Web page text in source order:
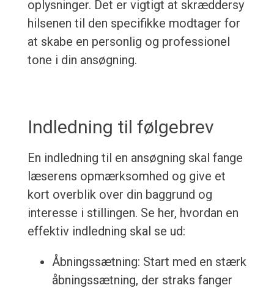
oplysninger. Det er vigtigt at skræddersy
hilsenen til den specifikke modtager for
at skabe en personlig og professionel
tone i din ansøgning.
Indledning til følgebrev
En indledning til en ansøgning skal fange
læserens opmærksomhed og give et
kort overblik over din baggrund og
interesse i stillingen. Se her, hvordan en
effektiv indledning skal se ud:
Åbningssætning: Start med en stærk
åbningssætning, der straks fanger